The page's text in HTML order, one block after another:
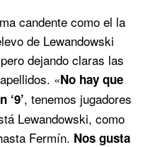
candente como el la
de Lewandowski
dejando claras las
«No hay que
, tenemos jugadores
Lewandowski, como
Fermín. Nos gusta